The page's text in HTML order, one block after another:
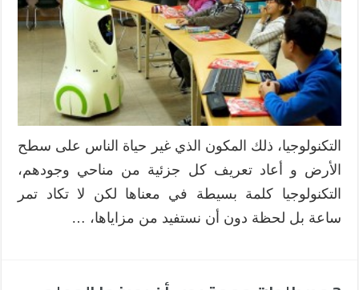
التكنولوجيا، ذلك المكون الذي غير حياة الناس على سطح
الأرض و أعاد تعريف كل جزئية من مناحي وجودهم،
التكنولوجيا كلمة بسيطة في معناها لكن لا تكاد تمر
ساعة بل لحظة دون أن نستفيد من مزاياها، …